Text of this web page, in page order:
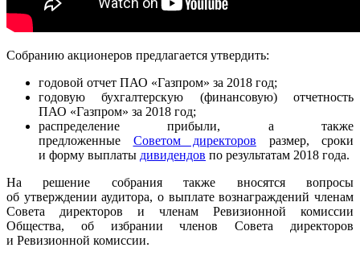
Собранию акционеров предлагается утвердить:
годовой отчет ПАО «Газпром» за 2018 год;
годовую бухгалтерскую (финансовую) отчетность
ПАО «Газпром» за 2018 год;
распределение прибыли, а также
предложенные Советом директоров размер, сроки
и форму выплаты дивидендов по результатам 2018 года.
На решение собрания также вносятся вопросы
об утверждении аудитора, о выплате вознаграждений членам
Совета директоров и членам Ревизионной комиссии
Общества, об избрании членов Совета директоров
и Ревизионной комиссии.